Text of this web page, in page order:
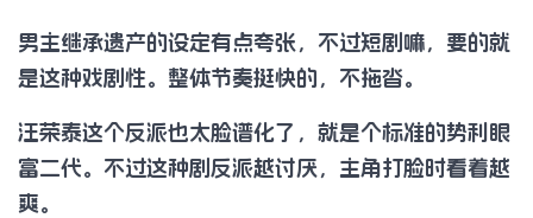
男主继承遗产的设定有点夸张，不过短剧嘛，要的就
是这种戏剧性。整体节奏挺快的，不拖沓。
汪荣泰这个反派也太脸谱化了，就是个标准的势利眼
富二代。不过这种剧反派越讨厌，主角打脸时看着越
爽。